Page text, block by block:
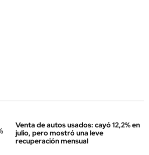
Venta de autos usados: cayó 12,2% en
julio, pero mostró una leve
recuperación mensual